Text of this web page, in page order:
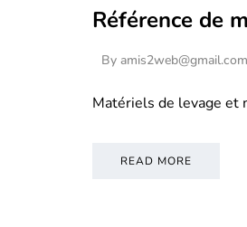
Référence de
By amis2web@gmail.com
Matériels de levage et
READ MORE